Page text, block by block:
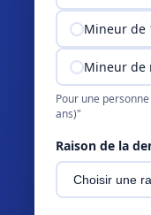
Mineur de
Mineur de
Pour une
ans)"
Raison de la